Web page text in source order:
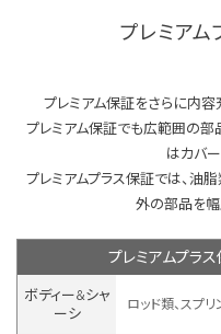
プレミアム
プレミアム保証をさらに内容
プレミアム保証でも広範囲の部
はカバ
プレミアムプラス保証では、油
外の部品を幅
プレミアムプラ
ボディー&シャ
ーシ
ロッド類、スプ